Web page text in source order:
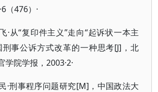
（476）·
·从“复印件主义”走向“起诉状一本主
事公诉方式改革的一种思考[J]，北
学院学报，2003·2·
·刑事程序问题研究[M]，中国政法大